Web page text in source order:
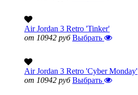
Air Jordan 3 Retro 'Tinker'
от 10942 руб Выбрать
Air Jordan 3 Retro 'Cyber Monday'
от 10942 руб Выбрать